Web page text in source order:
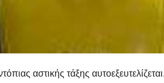
αστικής τάξης